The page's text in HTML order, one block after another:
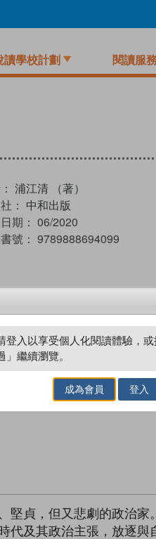
讀學校計劃 閱讀服
浦江清 （著）
： 中和出版
期： 06/2020
號： 9789888694099
試閲 加入閱
加入／閱讀電子書
貞，但又悲劇的政治家
及其政治主張，放逐
登入以享受個人化閱讀體驗，或
」繼續瀏覽。
成為會員 登入